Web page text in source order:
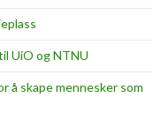
UiO og NTNU
å skape mennesker som